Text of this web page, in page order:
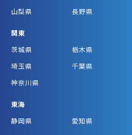
山梨県
長野県
関東
茨城県
栃木県
埼玉県
千葉県
神奈川県
東海
静岡県
愛知県